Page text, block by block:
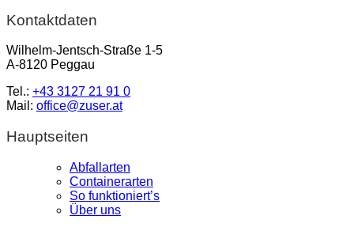
Kontaktdaten
Wilhelm-Jentsch-Straße 1-5
A-8120 Peggau
Tel.: +43 3127 21 91 0
Mail: office@zuser.at
Hauptseiten
Abfallarten
Containerarten
So funktioniert’s
Über uns